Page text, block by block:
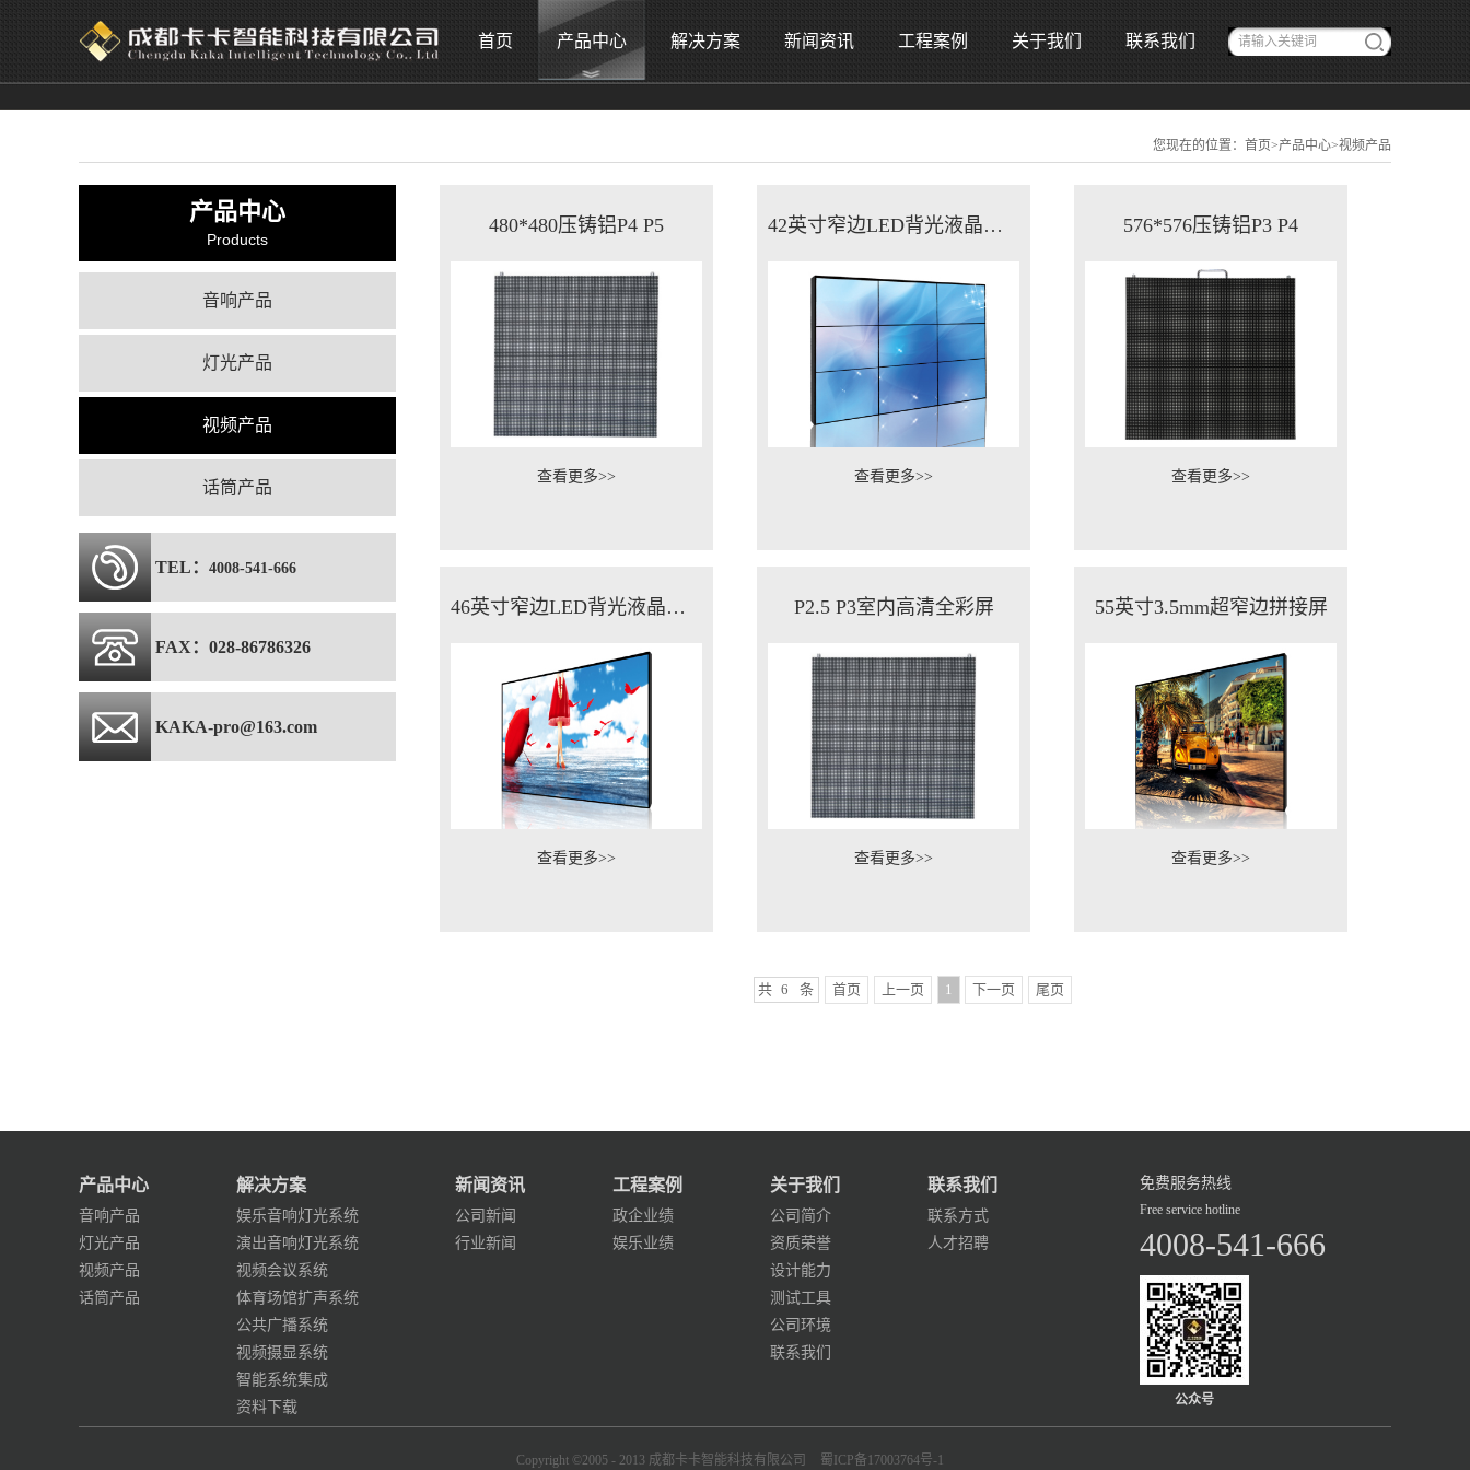
首页 产品中心 解决方案 新闻资讯 工程案例 关于我们 联系我们
您现在的位置： 首页>产品中心>视频产品
产品中心
Products
音响产品
灯光产品
视频产品
话筒产品
TEL： 4008-541-666
FAX：028-86786326
KAKA-pro@163.com
480*480压铸铝P4 P5
查看更多>>
42英寸窄边LED背光液晶拼接屏
查看更多>>
576*576压铸铝P3 P4
查看更多>>
46英寸窄边LED背光液晶拼接屏
查看更多>>
P2.5 P3室内高清全彩屏
查看更多>>
55英寸3.5mm超窄边拼接屏
查看更多>>
共 6 条 首页 上一页 1 下一页 尾页
免费服务热线
Free service hotline
4008-541-666
公众号
产品中心
音响产品
灯光产品
视频产品
话筒产品
解决方案
娱乐音响灯光系统
演出音响灯光系统
视频会议系统
体育场馆扩声系统
公共广播系统
视频摄显系统
智能系统集成
资料下载
新闻资讯
公司新闻
行业新闻
工程案例
政企业绩
娱乐业绩
关于我们
公司简介
资质荣誉
设计能力
测试工具
公司环境
联系我们
联系我们
联系方式
人才招聘
Copyright ©2005 - 2013 成都卡卡智能科技有限公司 蜀ICP备17003764号-1